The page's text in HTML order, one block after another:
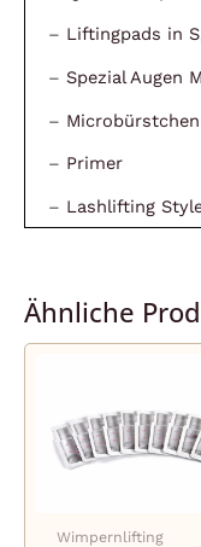
– Liftingpads in
– Spezial Augen
– Microbürstchen
– Primer
– Lashlifting
Ähnliche
Wimpernlifting